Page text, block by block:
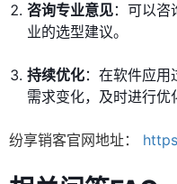
咨询专业意见：可以咨
业的选型建议。
持续优化：在软件应
需求变化，及时进行优
纷享销客官网地址：